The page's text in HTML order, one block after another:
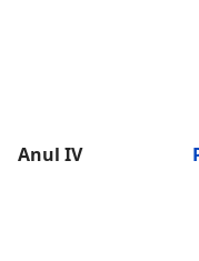
Anul IV